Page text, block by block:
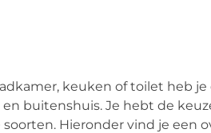
keuken of toilet heb
buitenshuis. Je hebt de
Hieronder vind je een